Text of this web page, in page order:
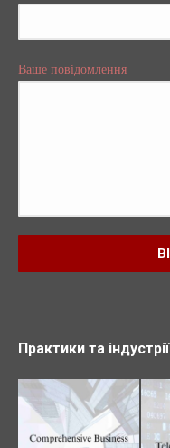
Ваше повідомлення
Практики та індустрії